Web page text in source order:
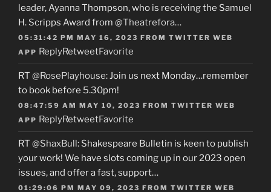
leader, Ayanna Thompson, who is receiving the Samuel
H. Scripps Award from @Theatrefora…
05:31:42 PM MAY 16, 2023 FROM TWITTER WEB
APP ReplyRetweetFavorite
RT @RosePlayhouse: Join us next Monday…remember
to book before 5.30pm!
08:47:59 AM MAY 10, 2023 FROM TWITTER WEB
APP ReplyRetweetFavorite
RT @ShaxBull : Shakespeare Bulletin is keen to publish
your work! We have slots coming up in our 2023 open
issues, and offer a fast, support…
01:29:06 PM MAY 09, 2023 FROM TWITTER WEB